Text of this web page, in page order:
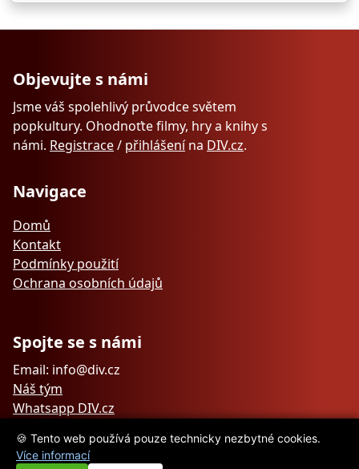
Objevujte s námi
Jsme váš spolehlivý průvodce světem
popkultury. Ohodnoťte filmy, hry a knihy s
námi. Registrace/ přihlášenína DIV.cz.
Navigace
Domů
Kontakt
Podmínky použití
Ochrana osobních údajů
Spojte se s námi
Email: info@div.cz
Náš tým
Whatsapp DIV.cz
🍪 Tento web používá pouze technicky nezbytné cookies.
Více informací